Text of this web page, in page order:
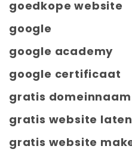
goedkope website
google
google academy
google certificaat
gratis domeinnaam
gratis website
gratis website